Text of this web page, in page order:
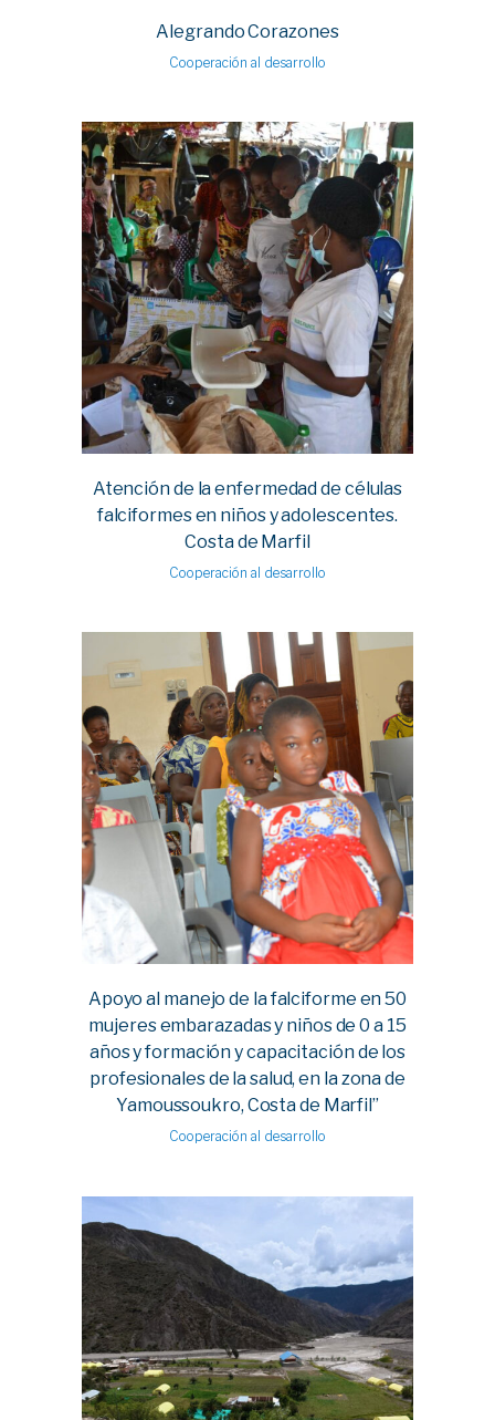
Alegrando Corazones
Cooperación al desarrollo
Atención de la enfermedad de células
falciformes en niños y adolescentes.
Costa de Marfil
Cooperación al desarrollo
Apoyo al manejo de la falciforme en 50
mujeres embarazadas y niños de 0 a 15
años y formación y capacitación de los
profesionales de la salud, en la zona de
Yamoussoukro, Costa de Marfil”
Cooperación al desarrollo